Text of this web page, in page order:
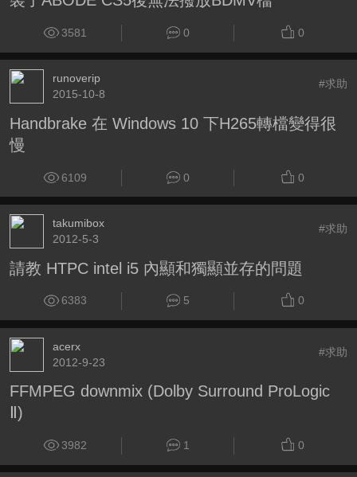
3581 0 0
runoverip
2015-10-8
#求助
Handbrake 在 Windows 10 下H265轉檔變得很
慢
6109 0 0
takumibox
2012-5-3
#求助
請教 HTPC intel i5 內顯和獨顯並存的問題
6383 5 0
acerx
2012-9-23
#求助
FFMPEG downmix (Dolby Surround ProLogic
Ⅱ)
3982 1 0